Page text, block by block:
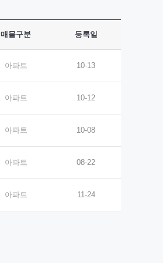
매물구분 등록일
아파트 10-13
아파트 10-12
아파트 10-08
아파트 08-22
아파트 11-24